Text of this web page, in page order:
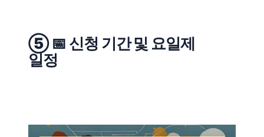
⑤ 📅 신청 기간 및 요일제
일정